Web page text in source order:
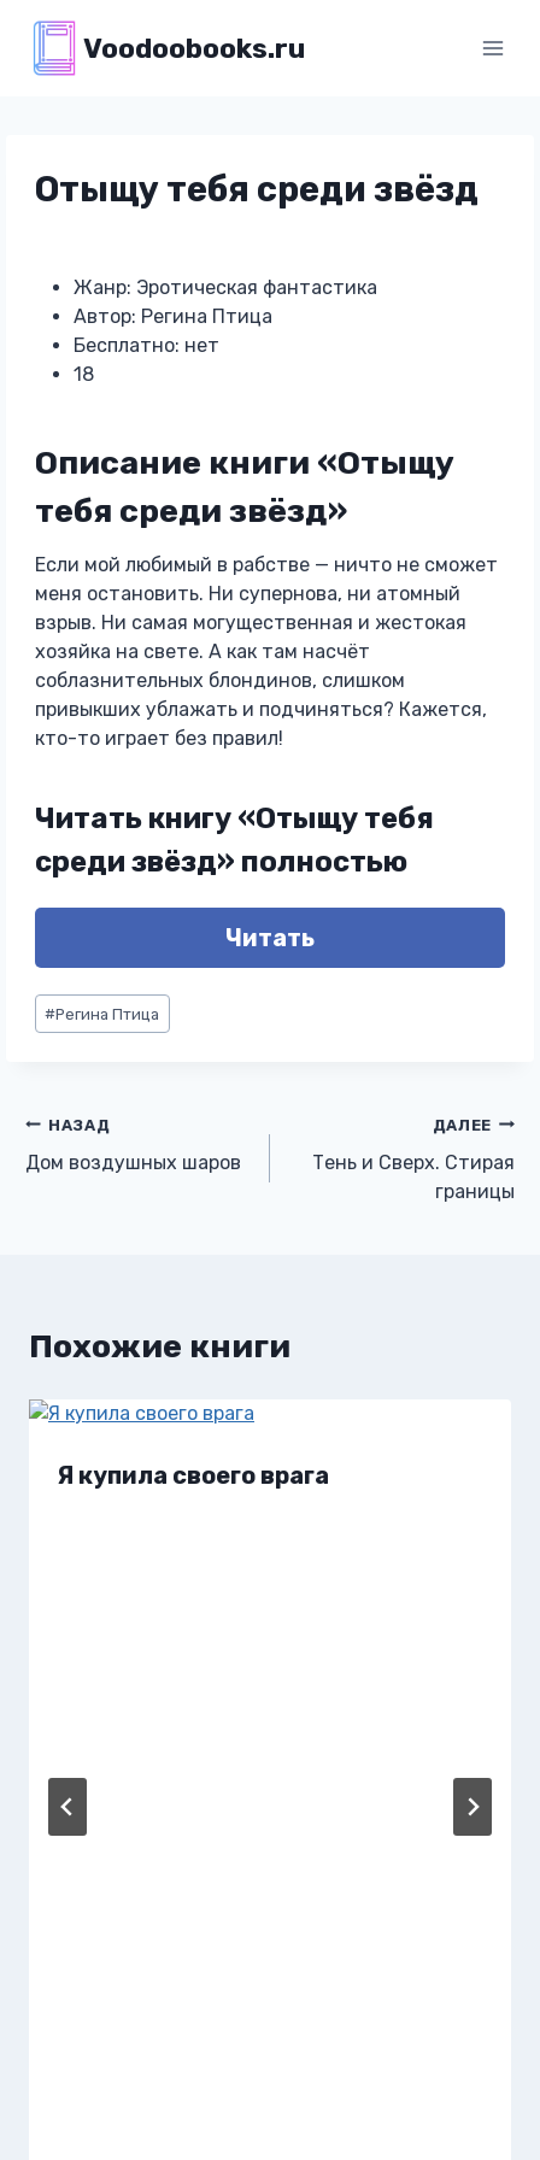
содержимому
Voodoobooks.ru
Отыщу тебя среди звёзд
Жанр: Эротическая фантастика
Автор: Регина Птица
Бесплатно: нет
18
Описание книги «Отыщу
тебя среди звёзд»
Если мой любимый в рабстве — ничто не сможет
меня остановить. Ни супернова, ни атомный
взрыв. Ни самая могущественная и жестокая
хозяйка на свете. А как там насчёт
соблазнительных блондинов, слишком
привыкших ублажать и подчиняться? Кажется,
кто-то играет без правил!
Читать книгу «Отыщу тебя
среди звёзд» полностью
Читать
Метки
записи:
#Регина Птица
Навигация
по
НАЗАД
Дом воздушных шаров
ДАЛЕЕ
Тень и Сверх. Стирая
границы
Похожие книги
Я купила своего врага